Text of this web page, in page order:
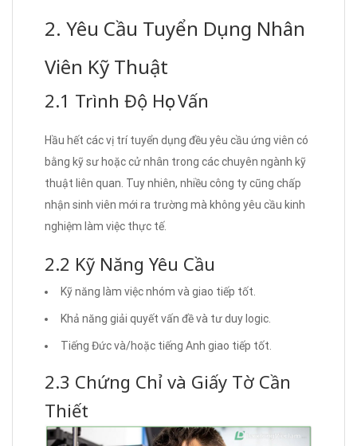
2. Yêu Cầu Tuyển Dụng Nhân
Viên Kỹ Thuật
2.1 Trình Độ Học Vấn
Hầu hết các vị trí tuyển dụng đều yêu cầu ứng viên có
bằng kỹ sư hoặc cử nhân trong các chuyên ngành kỹ
thuật liên quan. Tuy nhiên, nhiều công ty cũng chấp
nhận sinh viên mới ra trường mà không yêu cầu kinh
nghiệm làm việc thực tế.
2.2 Kỹ Năng Yêu Cầu
Kỹ năng làm việc nhóm và giao tiếp tốt.
Khả năng giải quyết vấn đề và tư duy logic.
Tiếng Đức và/hoặc tiếng Anh giao tiếp tốt.
2.3 Chứng Chỉ và Giấy Tờ Cần
Thiết